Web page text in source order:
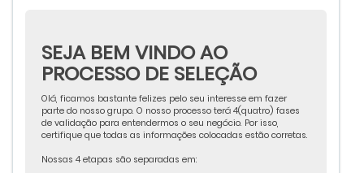
SEJA BEM VINDO AO
PROCESSO DE SELEÇÃO
Olá, ficamos bastante felizes pelo seu interesse em fazer
parte do nosso grupo. O nosso processo terá 4(quatro) fases
de validação para entendermos o seu negócio. Por isso,
certifique que todas as informações colocadas estão corretas.
Nossas 4 etapas são separadas em: